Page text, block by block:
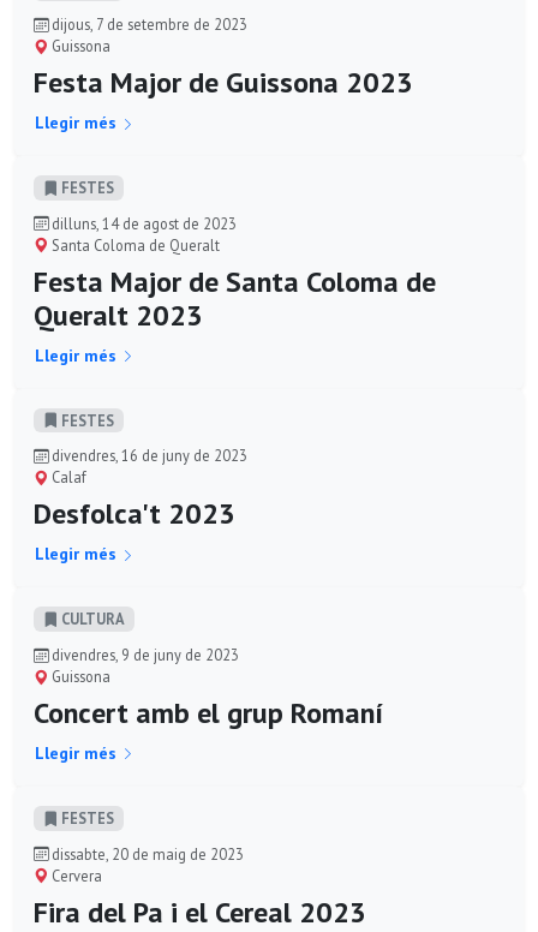
dijous, 7 de setembre de 2023
Guissona
Festa Major de Guissona 2023
Llegir més
FESTES
dilluns, 14 de agost de 2023
Santa Coloma de Queralt
Festa Major de Santa Coloma de
Queralt 2023
Llegir més
FESTES
divendres, 16 de juny de 2023
Calaf
Desfolca't 2023
Llegir més
CULTURA
divendres, 9 de juny de 2023
Guissona
Concert amb el grup Romaní
Llegir més
FESTES
dissabte, 20 de maig de 2023
Cervera
Fira del Pa i el Cereal 2023